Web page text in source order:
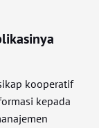
kooperatif
kepada